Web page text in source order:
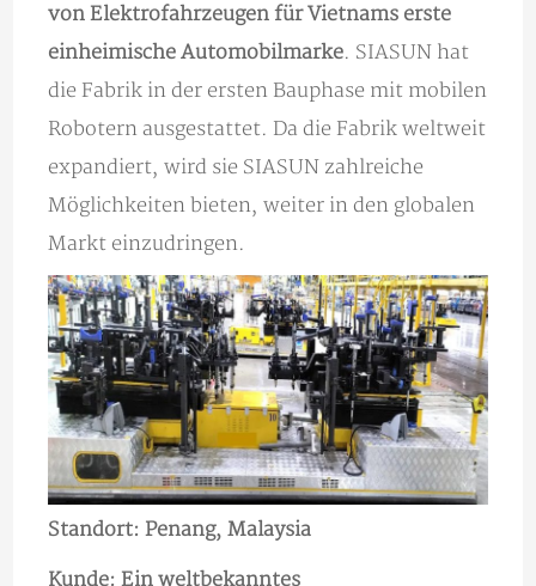
von Elektrofahrzeugen für Vietnams erste
einheimische Automobilmarke. SIASUN hat
die Fabrik in der ersten Bauphase mit mobilen
Robotern ausgestattet. Da die Fabrik weltweit
expandiert, wird sie SIASUN zahlreiche
Möglichkeiten bieten, weiter in den globalen
Markt einzudringen.
Standort: Penang, Malaysia
Kunde: Ein weltbekanntes